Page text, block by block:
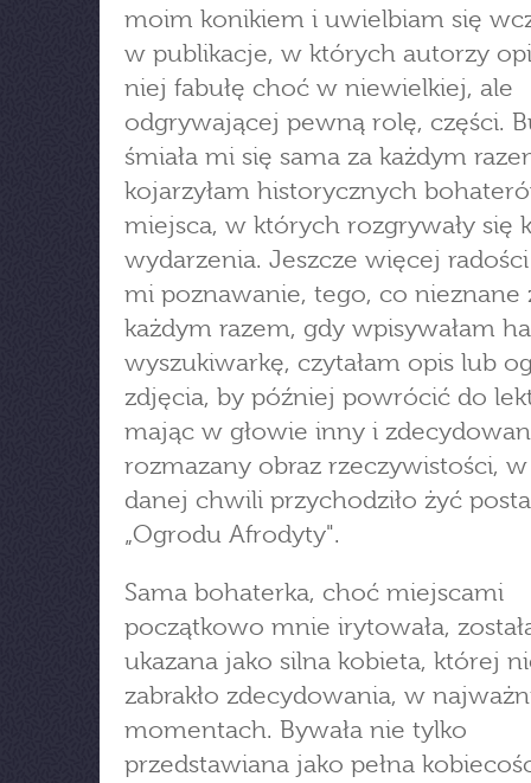
moim konikiem i uwielbiam się
w publikacje, w których autorzy
niej fabułę choć w niewielkiej, ale
odgrywającej pewną rolę, części.
śmiała mi się sama za każdym
kojarzyłam historycznych
miejsca, w których rozgrywały się
wydarzenia. Jeszcze więcej
mi poznawanie, tego, co nieznane
każdym razem, gdy wpisywałam
wyszukiwarkę, czytałam opis lub
zdjęcia, by później powrócić do
mając w głowie inny i
rozmazany obraz rzeczywistości,
danej chwili przychodziło żyć
„Ogrodu Afrodyty".
Sama bohaterka, choć miejscami
początkowo mnie irytowała,
ukazana jako silna kobieta, której
zabrakło zdecydowania, w
momentach. Bywała nie tylko
przedstawiana jako pełna